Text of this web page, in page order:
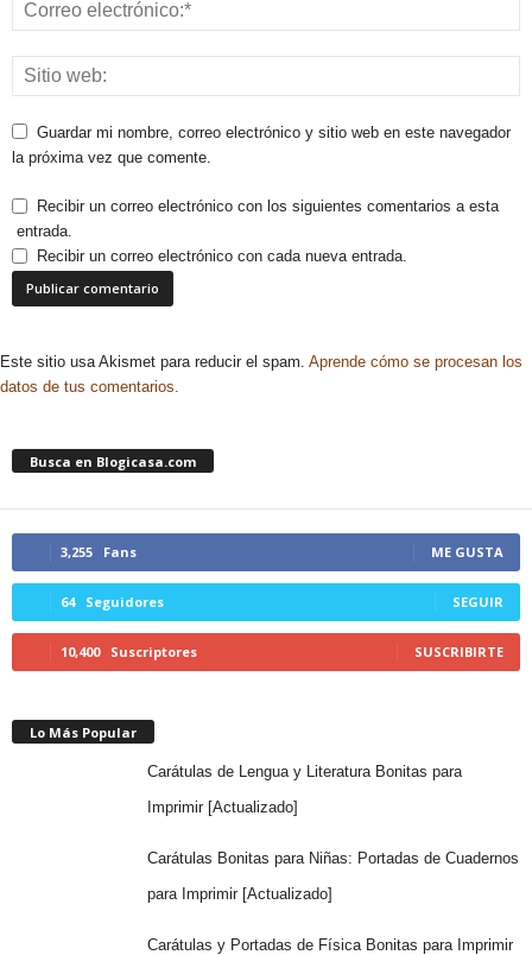
Guardar mi nombre, correo electrónico y sitio web en este navegador
la próxima vez que comente.
Recibir un correo electrónico con los siguientes comentarios a esta
entrada.
Recibir un correo electrónico con cada nueva entrada.
Este sitio usa Akismet para reducir el spam. Aprende cómo se procesan los
datos de tus comentarios.
Busca en Blogicasa.com
3,255 Fans ME GUSTA
64 Seguidores SEGUIR
10,400 Suscriptores SUSCRIBIRTE
Lo Más Popular
Carátulas de Lengua y Literatura Bonitas para
Imprimir [Actualizado]
Carátulas Bonitas para Niñas: Portadas de Cuadernos
para Imprimir [Actualizado]
Carátulas y Portadas de Física Bonitas para Imprimir